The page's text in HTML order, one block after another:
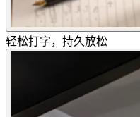
轻松打字，持久放松